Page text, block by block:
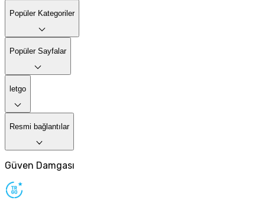
Popüler Kategoriler
Popüler Sayfalar
letgo
Resmi bağlantılar
Güven Damgası